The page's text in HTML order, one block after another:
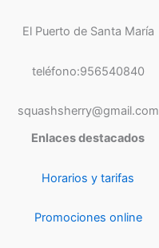
El Puerto de Santa María
teléfono:956540840
squashsherry@gmail.com
Enlaces destacados
Horarios y tarifas
Promociones online